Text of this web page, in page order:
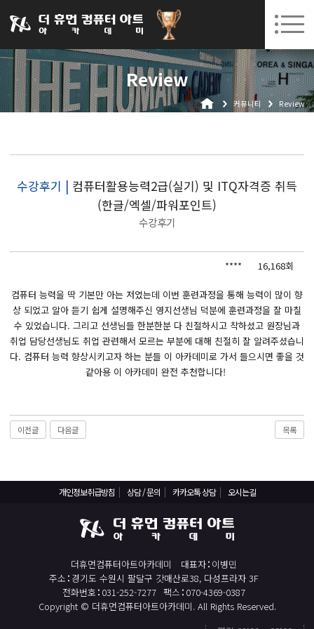
031-252-7277 수원캠퍼스 개강 08. 12.(수)
로그인 회원가입 고객센터
Review
커뮤니티 Review
수강후기 | 컴퓨터활용능력2급(실기) 및 ITQ자격증 취득
(한글/엑셀/파워포인트)
수강후기
**** 16,168회
컴퓨터 능력을 딱 기본만 아는 저였는데 이번 훈련과정을 통해 능력이 많이 향
상 되었고 알아 듣기 쉽게 설명해주신 영지선생님 덕분에 훈련과정을 잘 마칠
수 있었습니다. 그리고 선생님들 한분한분 다 친절하시고 착하셨고 원장님과
취업 담당선생님도 취업 관련해서 모르는 부분에 대해 친절히 잘 알려주셨습니
다. 컴퓨터 능력 향상시키고자 하는 분들 이 아카데미로 가서 들으시면 좋을 것
같아용 이 아카데미 완전 추천합니다!
이전글 다음글 목록
개인정보취급방침 상담 / 문의 카카오톡 상담 오시는길
더휴먼컴퓨터아트아카데미 대표자 이병민
주소 경기도 수원시 팔달구 갓매산로38, 다성프라자 3F
전화번호 031-252-7277 팩스 070-4369-0387
Copyright © 더휴먼컴퓨터아트아카데미. All Rights Reserved.
아카데미소개
인사말
오시는길
BIM 건축설계 및 실내건축설계(캐드(CAD),맥스(MAX),레빗(REVIT))실무자 양성과정
React, Veu 프레임워크 기반 프론트엔드 개발 양성 지원
반응형/웹퍼블리셔/프론트엔드 웹개발자(웹디자인)
반응형/웹퍼블리셔/프론트엔드 웹개발자(웹디자인기능사 과정평가형)
전산세무회계 자격취득과정[전산회계1급/전산세무2급/FAT1급/TAT2급]
직업상담사 2급 (필기+실기) 자격증 취득과정
일러스트 자격증 취득과정(GTQi 1급)
전산회계 1급 / FAT 1급 자격증 취득과정
전산세무 2급 / TAT 2급 자격증 취득과정